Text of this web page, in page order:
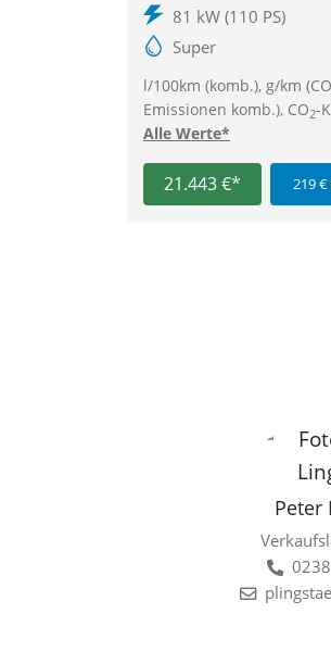
81 kW (110 PS)
Super
l/100km (komb.), g/km (CO
Emissionen komb.), CO2-
Alle Werte*
21.443 €* 219
Peter